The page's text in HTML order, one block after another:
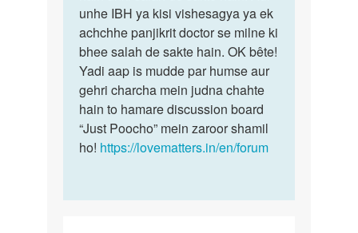
Sandip
unhe IBH ya kisi vishesagya ya ek
achchhe panjikrit doctor se milne ki
bhee salah de sakte hain. OK bête!
Yadi aap is mudde par humse aur
gehri charcha mein judna chahte
hain to hamare discussion board
“Just Poocho” mein zaroor shamil
ho! https://lovematters.in/en/forum